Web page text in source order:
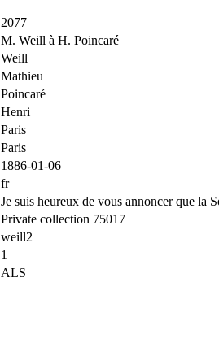
2077
M. Weill à H. Poincaré
Weill
Mathieu
Poincaré
Henri
Paris
Paris
1886-01-06
fr
Je suis heureux de vous annoncer que la
Private collection 75017
weill2
1
ALS